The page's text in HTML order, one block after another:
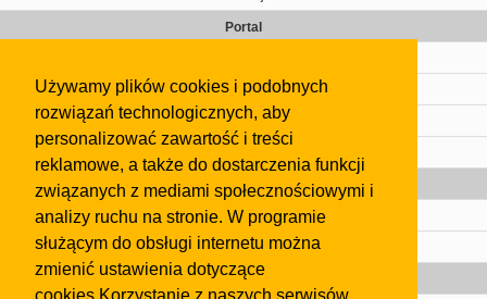
Używamy plików cookies i podobnych
rozwiązań technologicznych, aby
personalizować zawartość i treści
reklamowe, a także do dostarczenia funkcji
związanych z mediami społecznościowymi i
analizy ruchu na stronie. W programie
służącym do obsługi internetu można
zmienić ustawienia dotyczące
Portal
Kontakt
Regulamin
Gazeta
Olkusz
Kontakt
Strefa dla biznesu